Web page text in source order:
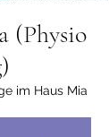
(Physio
im Haus Mia